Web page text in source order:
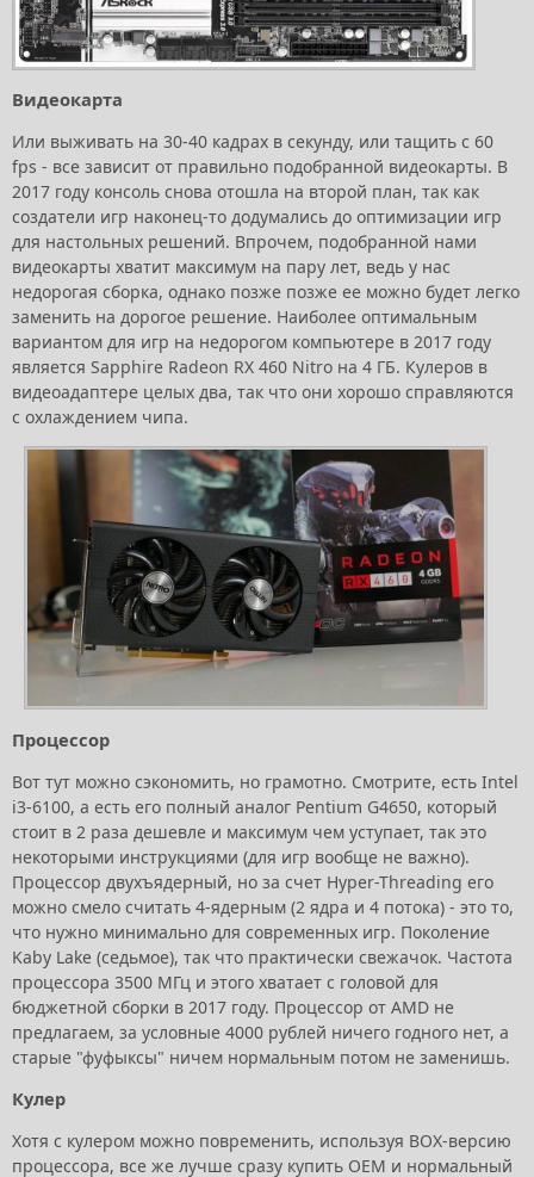
Видеокарта
Или выживать на 30-40 кадрах в секунду, или тащить с 60
fps - все зависит от правильно подобранной видеокарты. В
2017 году консоль снова отошла на второй план, так как
создатели игр наконец-то додумались до оптимизации игр
для настольных решений. Впрочем, подобранной нами
видеокарты хватит максимум на пару лет, ведь у нас
недорогая сборка, однако позже позже ее можно будет легко
заменить на дорогое решение. Наиболее оптимальным
вариантом для игр на недорогом компьютере в 2017 году
является Sapphire Radeon RX 460 Nitro на 4 ГБ. Кулеров в
видеоадаптере целых два, так что они хорошо справляются
с охлаждением чипа.
Процессор
Вот тут можно сэкономить, но грамотно. Смотрите, есть Intel
i3-6100, а есть его полный аналог Pentium G4650, который
стоит в 2 раза дешевле и максимум чем уступает, так это
некоторыми инструкциями (для игр вообще не важно).
Процессор двухъядерный, но за счет Hyper-Threading его
можно смело считать 4-ядерным (2 ядра и 4 потока) - это то,
что нужно минимально для современных игр. Поколение
Kaby Lake (седьмое), так что практически свежачок. Частота
процессора 3500 МГц и этого хватает с головой для
бюджетной сборки в 2017 году. Процессор от AMD не
предлагаем, за условные 4000 рублей ничего годного нет, а
старые "фуфыксы" ничем нормальным потом не заменишь.
Кулер
Хотя с кулером можно повременить, используя BOX-версию
процессора, все же лучше сразу купить OEM и нормальный